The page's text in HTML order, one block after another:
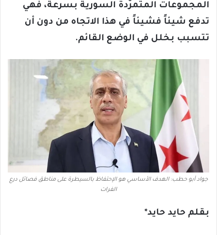
المجموعات المتمرّدة السورية بسرعة، فهي
تدفع شيئاً فشيئاً في هذا الاتجاه من دون أن
تتسبب بخلل في الوضع القائم.
جواد أبو حطب: الهدف الأساسي هو الإحتفاظ بالسيطرة على مناطق فصائل درع
الفرات
بقلم حايد حايد*